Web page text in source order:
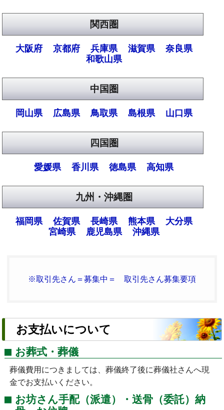
関西圏
大阪府 京都府 兵庫県 滋賀県
奈良県
和歌山県
中国圏
岡山県 広島県 鳥取県 島根県 山口県
四国圏
愛媛県 香川県 徳島県 高知県
九州・沖縄圏
福岡県 佐賀県 長崎県 熊本県
大分県
宮崎県
鹿児島県 沖縄県
※取引先さん＝募集中＝ 取引先さん募集要項
お支払いについて
お葬式・葬儀
葬儀費用につきましては、葬儀終了後に葬儀社さんへ現
金でお支払いください。
お坊さん手配（派遣）・送骨（委託）納